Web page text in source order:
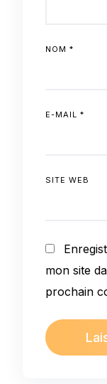
NOM *
E-MAIL *
SITE WEB
mon site
prochain